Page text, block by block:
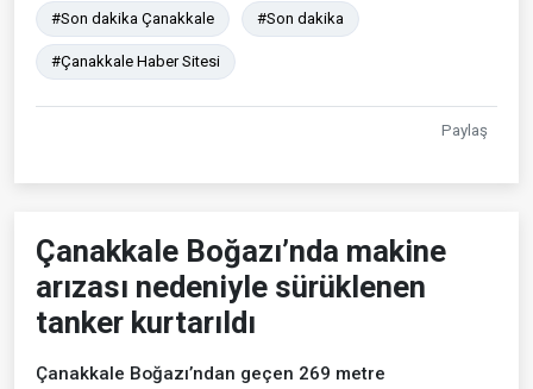
#Son dakika Çanakkale #Son dakika
#Çanakkale Haber Sitesi
Paylaş
Çanakkale Boğazı’nda makine
arızası nedeniyle sürüklenen
tanker kurtarıldı
Çanakkale Boğazı’ndan geçen 269 metre